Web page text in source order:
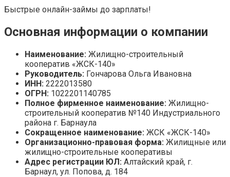
Быстрые онлайн-займы до зарплаты!
Основная информации о компании
Наименование: Жилищно-строительный
кооператив «ЖСК-140»
Руководитель: Гончарова Ольга Ивановна
ИНН: 2222013580
ОГРН: 1022201140785
Полное фирменное наименование: Жилищно-
строительный кооператив №140 Индустриального
района г. Барнаула
Сокращенное наименование: ЖСК «ЖСК-140»
Организационно-правовая форма: Жилищные или
жилищно-строительные кооперативы
Адрес регистрации ЮЛ: Алтайский край, г.
Барнаул, ул. Попова, д. 184